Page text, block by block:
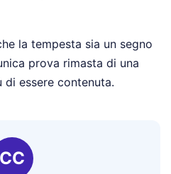
la tempesta sia un segno
prova rimasta di una
essere contenuta.
CC